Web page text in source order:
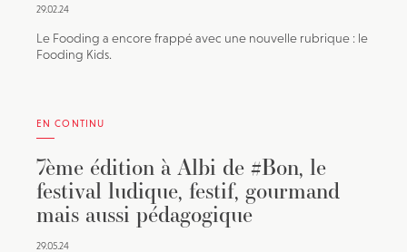
29.02.24
Le Fooding a encore frappé avec une nouvelle rubrique : le
Fooding Kids.
EN CONTINU
7ème édition à Albi de #Bon, le
festival ludique, festif, gourmand
mais aussi pédagogique
29.05.24